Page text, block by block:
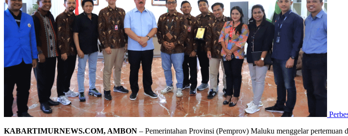
KABARTIMURNEWS.COM, AMBON – Pemerintahan Provinsi (Pemprov) Maluku menggelar